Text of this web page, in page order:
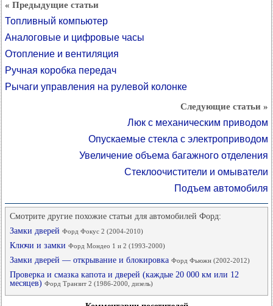
« Предыдущие статьи
Топливный компьютер
Аналоговые и цифровые часы
Отопление и вентиляция
Ручная коробка передач
Рычаги управления на рулевой колонке
Следующие статьи »
Люк с механическим приводом
Опускаемые стекла с электроприводом
Увеличение объема багажного отделения
Стеклоочистители и омыватели
Подъем автомобиля
Смотрите другие похожие статьи для автомобилей Форд:
Замки дверей Форд Фокус 2 (2004-2010)
Ключи и замки Форд Мондео 1 и 2 (1993-2000)
Замки дверей — открывание и блокировка Форд Фьюжн (2002-2012)
Проверка и смазка капота и дверей (каждые 20 000 км или 12
месяцев) Форд Транзит 2 (1986-2000, дизель)